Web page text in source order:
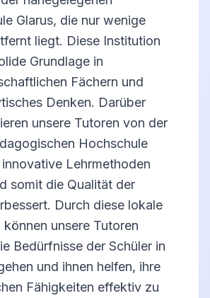
Glarus, die nur wenige
liegt. Diese Institution
Grundlage in
Fächern und
Denken. Darüber
unsere Tutoren von der
Hochschule
Lehrmethoden
somit die Qualität der
Durch diese lokale
können unsere Tutoren
Bedürfnisse der Schüler in
und ihnen helfen, ihre
Fähigkeiten effektiv zu